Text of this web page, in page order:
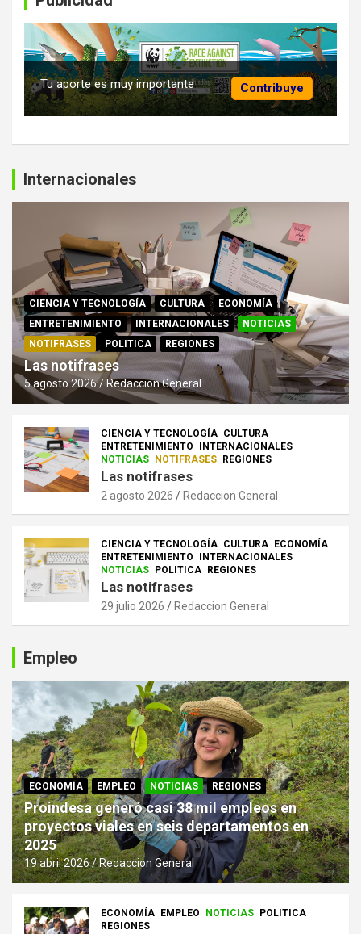
Contribuye
Tu aporte es muy importante
Internacionales
CIENCIA Y TECNOLOGÍA CULTURA
ECONOMÍA
ENTRETENIMIENTO
INTERNACIONALES
NOTICIAS
NOTIFRASES
POLITICA REGIONES
Las notifrases
5 agosto 2026 Redaccion General
CIENCIA Y TECNOLOGÍA CULTURA
ENTRETENIMIENTO
INTERNACIONALES
NOTICIAS
NOTIFRASES REGIONES
Las notifrases
2 agosto 2026 Redaccion General
CIENCIA Y TECNOLOGÍA CULTURA
ECONOMÍA
ENTRETENIMIENTO
INTERNACIONALES
NOTICIAS
POLITICA REGIONES
Las notifrases
29 julio 2026 Redaccion General
Empleo
ECONOMÍA EMPLEO NOTICIAS REGIONES
Proindesa generó casi 38 mil empleos en
proyectos viales en seis departamentos en
2025
19 abril 2026 Redaccion General
ECONOMÍA EMPLEO NOTICIAS
POLITICA
REGIONES